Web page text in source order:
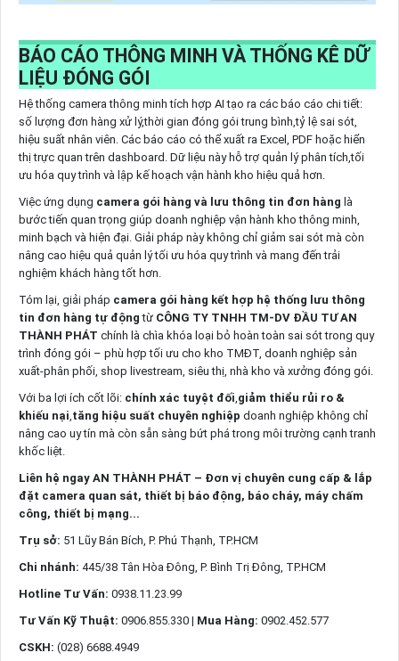
BÁO CÁO THÔNG MINH VÀ THỐNG KÊ DỮ
LIỆU ĐÓNG GÓI
Hệ thống camera thông minh tích hợp AI tạo ra các báo cáo chi tiết:
số lượng đơn hàng xử lý,thời gian đóng gói trung bình,tỷ lệ sai sót,
hiệu suất nhân viên. Các báo cáo có thể xuất ra Excel, PDF hoặc hiển
thị trực quan trên dashboard. Dữ liệu này hỗ trợ quản lý phân tích,tối
ưu hóa quy trình và lập kế hoạch vận hành kho hiệu quả hơn.
Việc ứng dụng camera gói hàng và lưu thông tin đơn hàng là
bước tiến quan trọng giúp doanh nghiệp vận hành kho thông minh,
minh bạch và hiện đại. Giải pháp này không chỉ giảm sai sót mà còn
nâng cao hiệu quả quản lý tối ưu hóa quy trình và mang đến trải
nghiệm khách hàng tốt hơn.
Tóm lại, giải pháp camera gói hàng kết hợp hệ thống lưu thông
tin đơn hàng tự động từ CÔNG TY TNHH TM-DV ĐẦU TƯ AN
THÀNH PHÁT chính là chìa khóa loại bỏ hoàn toàn sai sót trong quy
trình đóng gói – phù hợp tối ưu cho kho TMĐT, doanh nghiệp sản
xuất-phân phối, shop livestream, siêu thị, nhà kho và xưởng đóng gói.
Với ba lợi ích cốt lõi: chính xác tuyệt đối giảm thiểu rủi ro &
khiếu nại tăng hiệu suất chuyên nghiệp doanh nghiệp không chỉ
nâng cao uy tín mà còn sẵn sàng bứt phá trong môi trường cạnh tranh
khốc liệt.
Liên hệ ngay AN THÀNH PHÁT – Đơn vị chuyên cung cấp & lắp
đặt camera quan sát, thiết bị báo động, báo cháy, máy chấm
công, thiết bị mạng...
Trụ sở: 51 Lũy Bán Bích, P. Phú Thạnh, TP.HCM
Chi nhánh: 445/38 Tân Hòa Đông, P. Bình Trị Đông, TP.HCM
Hotline Tư Vấn: 0938.11.23.99
Tư Vấn Kỹ Thuật: 0906.855.330 | Mua Hàng: 0902.452.577
CSKH: (028) 6688.4949